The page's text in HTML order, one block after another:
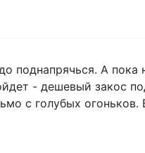
поднапрячься. А пока
- дешевый закос
с голубых огоньков.